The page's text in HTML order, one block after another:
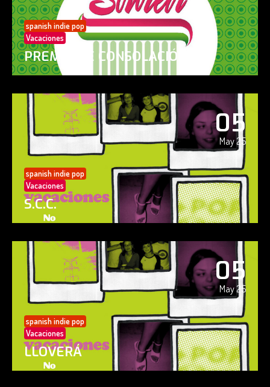
spanish indie pop
Vacaciones
PREMIO DE CONSOLACIÓN
05
May 25
spanish indie pop
Vacaciones
S.C.C.
05
May 25
spanish indie pop
Vacaciones
LLOVERÁ